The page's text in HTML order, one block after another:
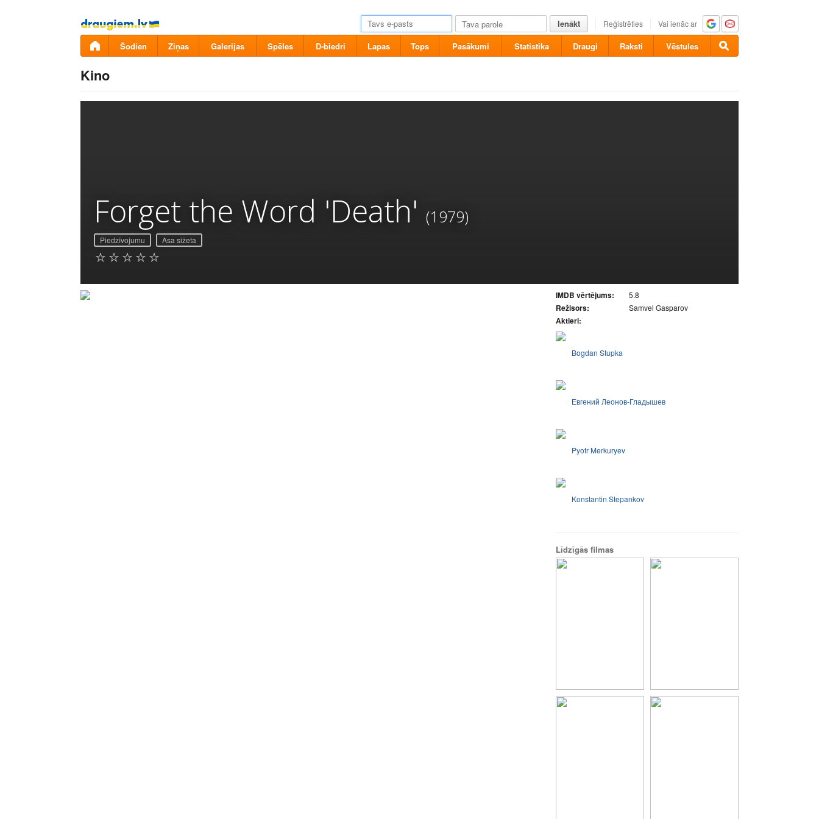
Pāriet
uz
saturu
Ienākt Reģistrēties Vai ienāc ar
Šodien Ziņas Galerijas Spēles D-biedri Lapas Tops Pasākumi Statistika Draugi Raksti Vēstules
Kino
Forget the Word 'Death' (1979)
Piedzīvojumu Asa sižeta
IMDB vērtējums: 5.8
Režisors: Samvel Gasparov
Aktieri:
Bogdan Stupka
Евгений Леонов-Гладышев
Pyotr Merkuryev
Konstantin Stepankov
Līdzīgās filmas